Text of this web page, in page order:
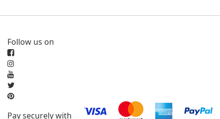
Follow us on
Pay securely with